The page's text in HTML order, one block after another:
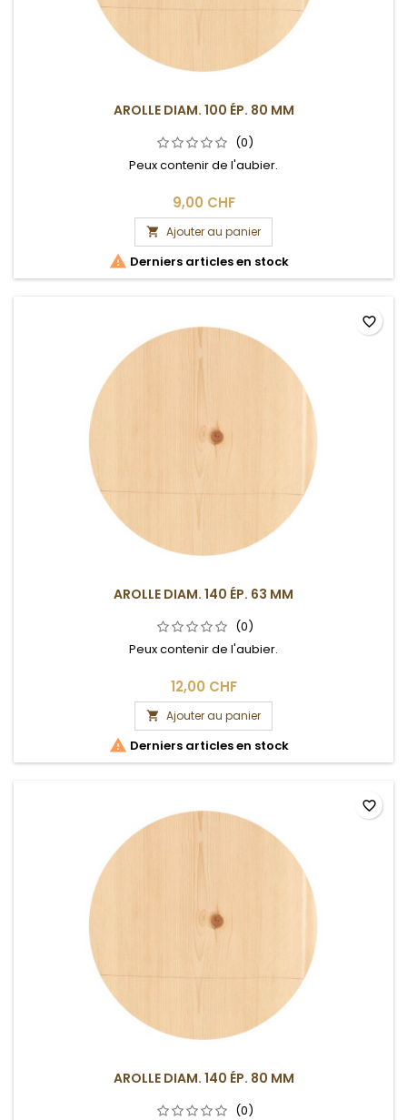
AROLLE DIAM. 100 ÉP. 80 MM
(0)
Peux contenir de l'aubier.
9,00 CHF
 Ajouter au panier
 Derniers articles en stock
AROLLE DIAM. 140 ÉP. 63 MM
(0)
Peux contenir de l'aubier.
12,00 CHF
 Ajouter au panier
 Derniers articles en stock
favorite_border
AROLLE DIAM. 140 ÉP. 80 MM
(0)
favorite_border